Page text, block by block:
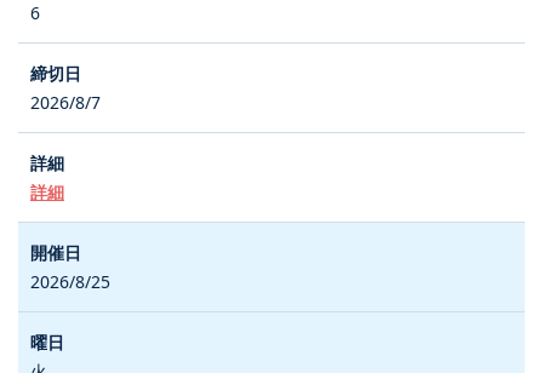
6
2026/8/7
詳細
2026/8/25